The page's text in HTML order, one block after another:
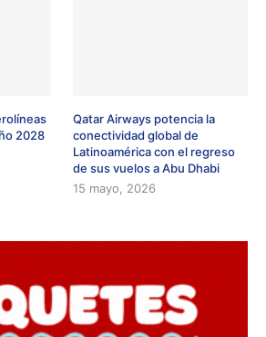
2028
Qatar Airways potencia la
conectividad global de
Latinoamérica con el regreso
de sus vuelos a Abu Dhabi
15 mayo, 2026